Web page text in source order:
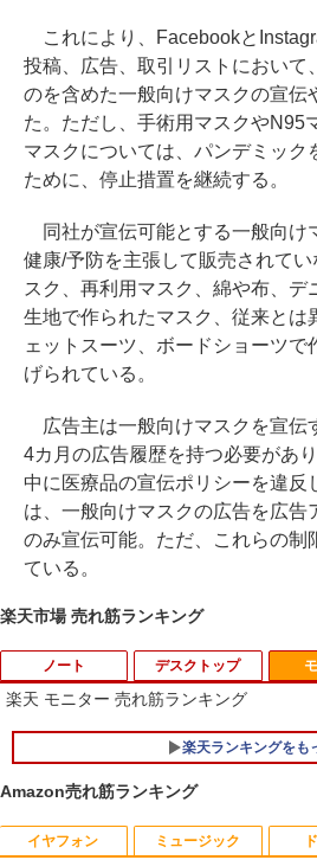
これにより、Facebookと
投稿、広告、取引リストにおいて
のを含めた一般向けマスクの宣伝
た。ただし、手術用マスクやN95
マスクについては、パンデミック
ために、停止措置を継続する。
同社が宣伝可能とする一般向け
健康/予防を主張して販売されて
スク、再利用マスク、綿や布、デ
生地で作られたマスク、従来とは
ェットスーツ、ボードショーツで
げられている。
広告主は一般向けマスクを宣伝
4カ月の広告履歴を持つ必要があ
中に医療品の宣伝ポリシーを違反
は、一般向けマスクの広告を広告
のみ宣伝可能。ただ、これらの制
ている。
楽天市場 売れ筋ランキング
ノート デスクトップ
楽天 モニター 売れ筋ランキング
楽天ランキングをも
1 数学 大学入試
Amazon売れ筋ランキング
イヤフォン ミュージック